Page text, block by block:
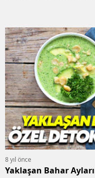
8 yıl önce
Yaklaşan Bahar